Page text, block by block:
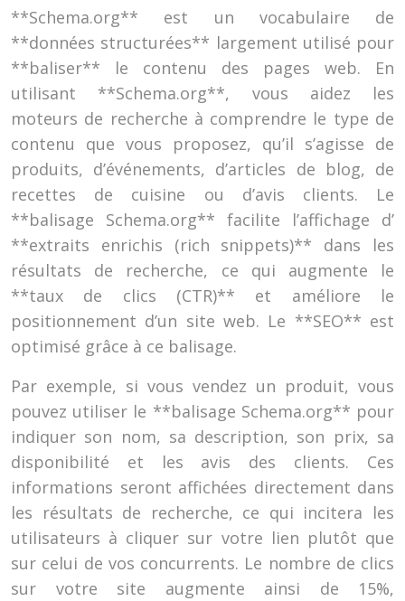
**Schema.org** est un vocabulaire de
**données structurées** largement utilisé pour
**baliser** le contenu des pages web. En
utilisant **Schema.org**, vous aidez les
moteurs de recherche à comprendre le type de
contenu que vous proposez, qu’il s’agisse de
produits, d’événements, d’articles de blog, de
recettes de cuisine ou d’avis clients. Le
**balisage Schema.org** facilite l’affichage d’
**extraits enrichis (rich snippets)** dans les
résultats de recherche, ce qui augmente le
**taux de clics (CTR)** et améliore le
positionnement d’un site web. Le **SEO** est
optimisé grâce à ce balisage.
Par exemple, si vous vendez un produit, vous
pouvez utiliser le **balisage Schema.org** pour
indiquer son nom, sa description, son prix, sa
disponibilité et les avis des clients. Ces
informations seront affichées directement dans
les résultats de recherche, ce qui incitera les
utilisateurs à cliquer sur votre lien plutôt que
sur celui de vos concurrents. Le nombre de clics
sur votre site augmente ainsi de 15%,